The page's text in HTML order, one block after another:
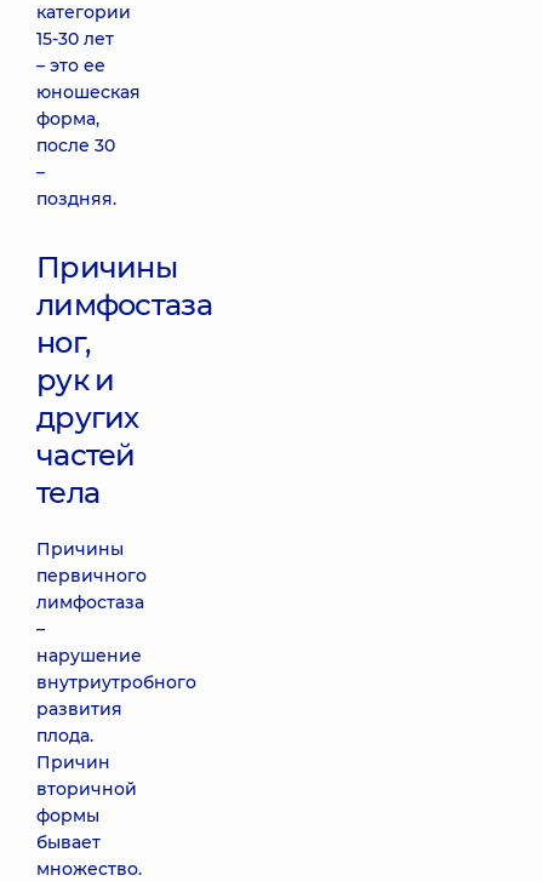
категории
15-30 лет
– это ее
юношеская
форма,
после 30
–
поздняя.
Причины
лимфостаза
ног,
рук и
других
частей
тела
Причины
первичного
лимфостаза
–
нарушение
внутриутробного
развития
плода.
Причин
вторичной
формы
бывает
множество.